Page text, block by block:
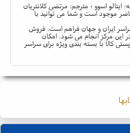
ایتالو اسوو ؛ مترجم: مرتضی کلانتریان
موجود است و شما می توانید با
سراسر ایران و جهان فراهم است. فروش
مرکز انجام می شود. امکان
کالا با بسته بندی ویژه برای سراسر